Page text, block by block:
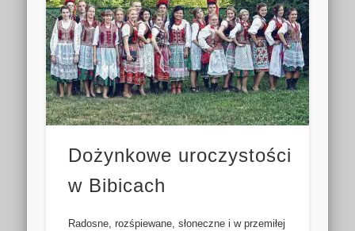
Dożynkowe uroczystości
w Bibicach
Radosne, rozśpiewane, słoneczne i w przemiłej